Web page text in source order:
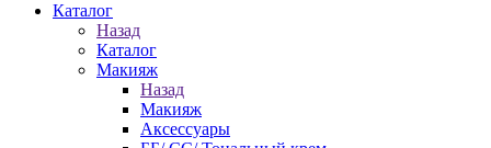
Каталог
Назад
Каталог
Макияж
Назад
Макияж
Аксессуары